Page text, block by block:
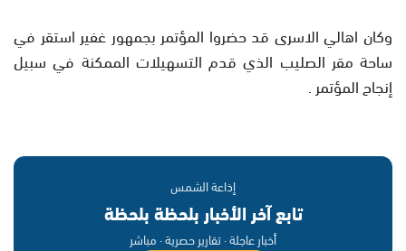
وكان اهالي الاسرى قد حضروا المؤتمر بجمهور غفير استقر في
ساحة مقر الصليب الذي قدم التسهيلات الممكنة في سبيل
إنجاح المؤتمر .
إذاعة الشمس
تابع آخر الأخبار بلحظة بلحظة
أخبار عاجلة · تقارير حصرية · مباشر